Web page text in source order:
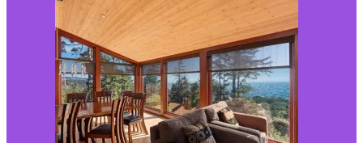
Kur nusipirkti medines
žaliuzes Klaipėdoje?
2026-08-01